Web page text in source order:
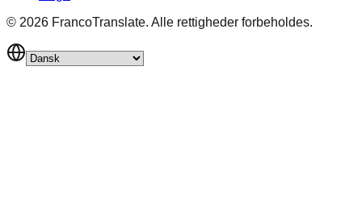
© 2026 FrancoTranslate. Alle rettigheder forbeholdes.